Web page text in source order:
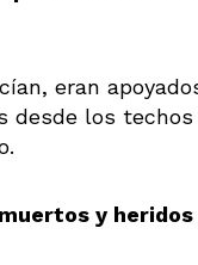
eran
desde los
y heridos